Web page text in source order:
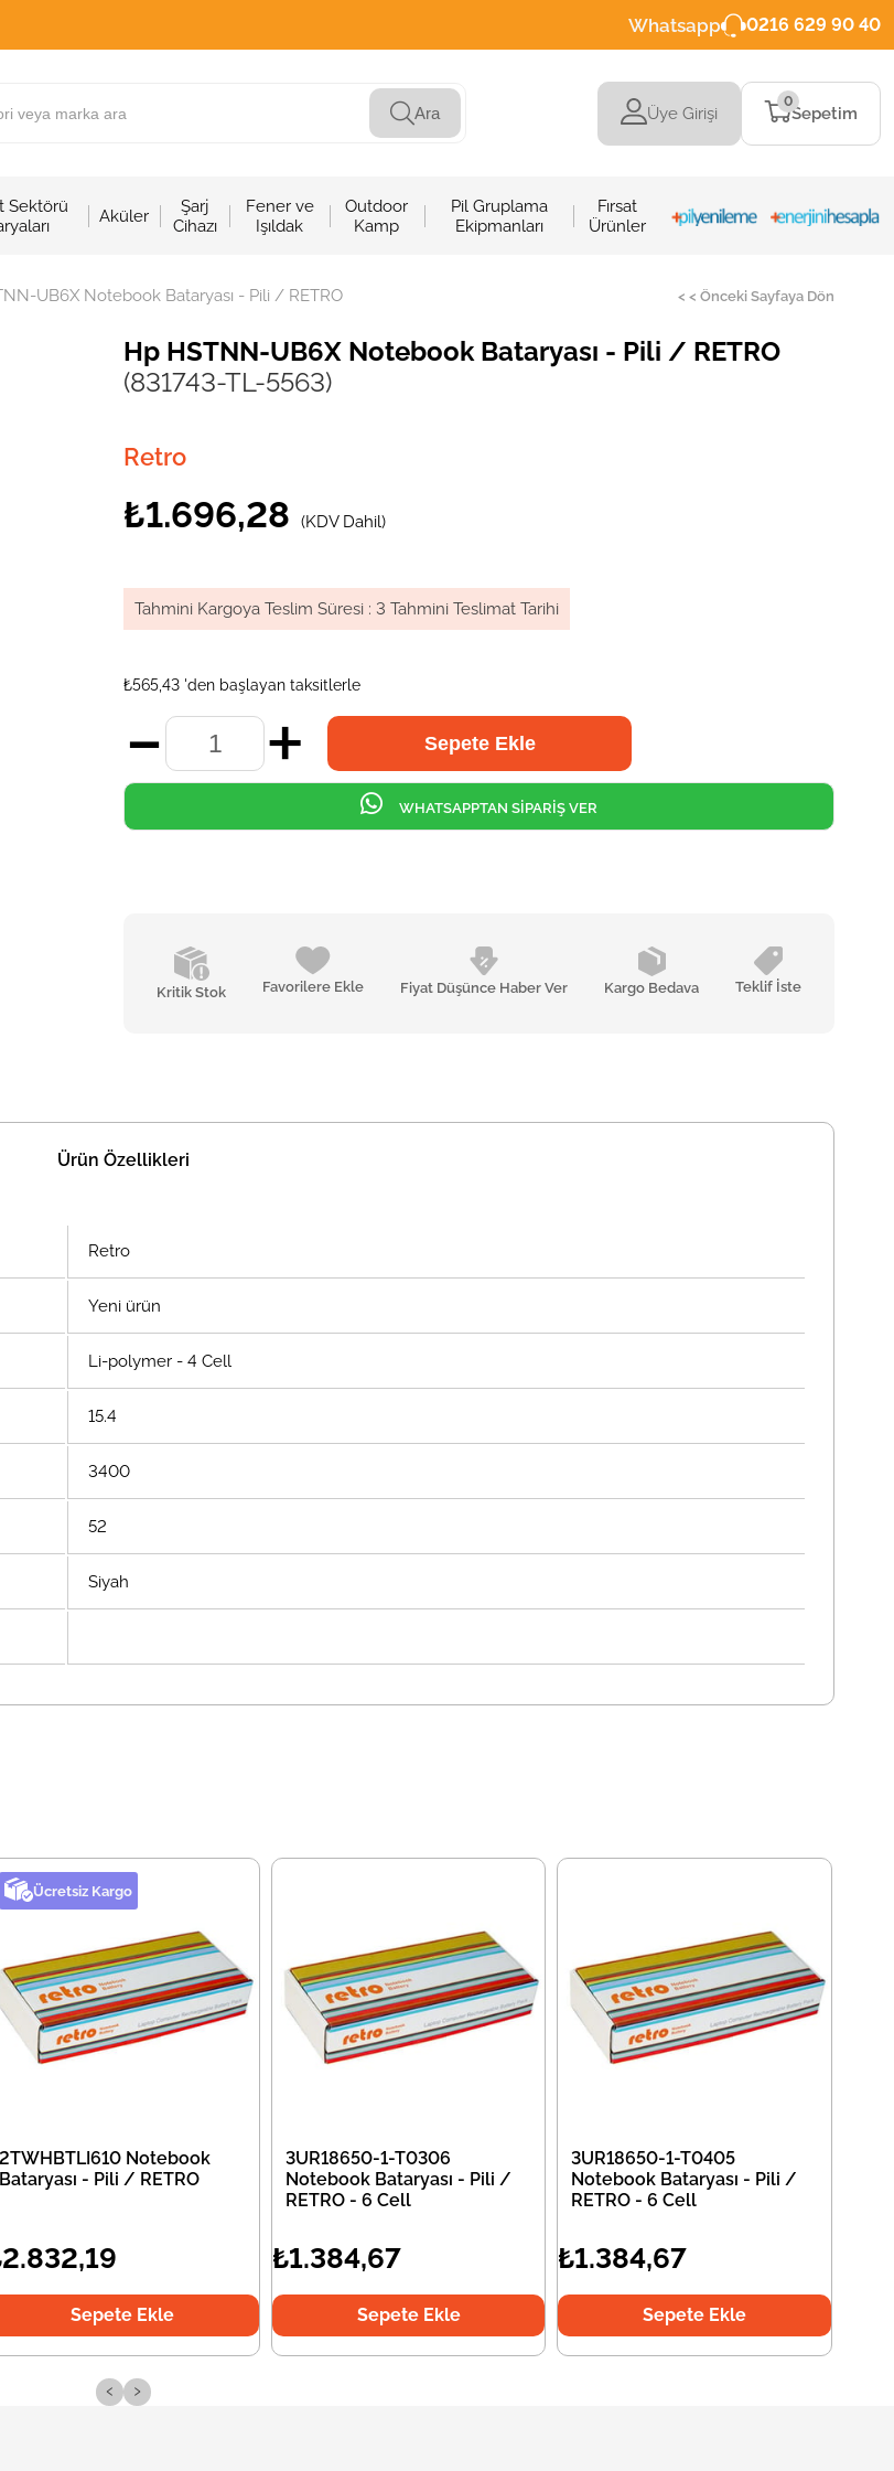
Whatsapp 0216 629 90 40
Ara Üye Girişi Sepetim
0
Sektörü
Aküler
Şarj
Cihazı
Fener ve
Işıldak
Outdoor
Kamp
Pil Gruplama
Ekipmanları
Fırsat
Ürünler
UB6X Notebook Bataryası - Pili / RETRO < < Önceki Sayfaya Dön
Hp HSTNN-UB6X Notebook Bataryası - Pili / RETRO
(831743-TL-5563)
Retro
₺1.696,28 (KDV Dahil)
Tahmini Kargoya Teslim Süresi : 3 Tahmini Teslimat Tarihi
₺565,43 'den başlayan taksitlerle
Kritik Stok Favorilere Ekle Fiyat Düşünce Haber Ver Kargo Bedava Teklif İste
WHATSAPPTAN SİPARİŞ VER
Ürün Özellikleri
Retro
Yeni ürün
Li-polymer - 4 Cell
15.4
3400
52
Siyah
Ücretsiz Kargo
2TWHBTLI610 Notebook
Bataryası - Pili / RETRO
Sepete Ekle
3UR18650-1-T0306
Notebook Bataryası - Pili /
RETRO - 6 Cell
₺1.384,67
Sepete Ekle
3UR18650-1-T0405
Notebook Bataryası - Pili /
RETRO - 6 Cell
₺1.384,67
Sepete Ekle
‹ ›